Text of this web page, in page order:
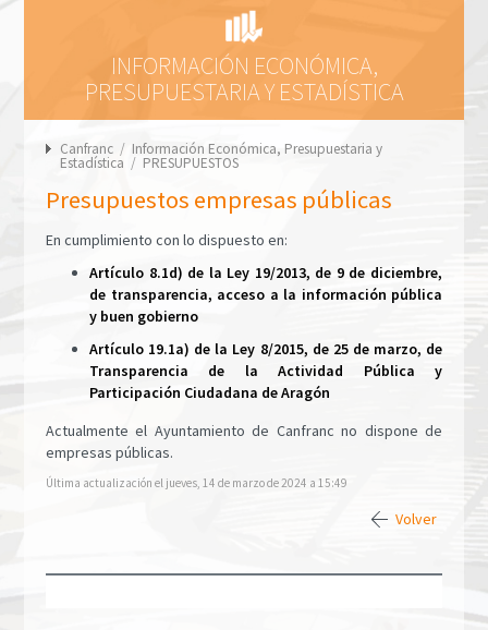
INFORMACIÓN ECONÓMICA,
PRESUPUESTARIA Y ESTADÍSTICA
Canfranc / Información Económica, Presupuestaria y
Estadística / PRESUPUESTOS
Presupuestos empresas públicas
En cumplimiento con lo dispuesto en:
Artículo 8.1d) de la Ley 19/2013, de 9 de diciembre,
de transparencia, acceso a la información pública
y buen gobierno
Artículo 19.1a) de la Ley 8/2015, de 25 de marzo, de
Transparencia de la Actividad Pública y
Participación Ciudadana de Aragón
Actualmente el Ayuntamiento de Canfranc no dispone de
empresas públicas.
Última actualización el jueves, 14 de marzo de 2024 a 15:49
Volver